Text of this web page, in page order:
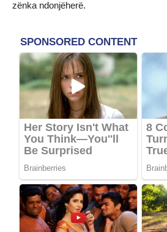
zënka ndonjëherë.